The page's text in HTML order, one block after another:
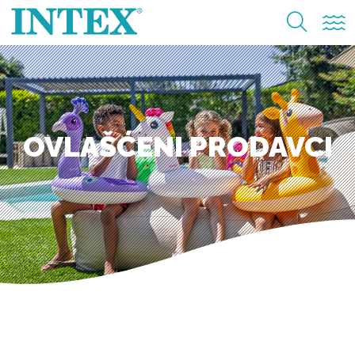
OVLAŠĆENI PRODAVCI